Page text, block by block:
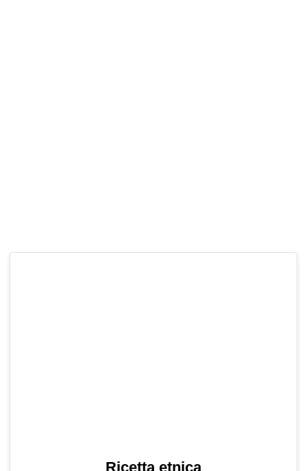
Ricetta etnica